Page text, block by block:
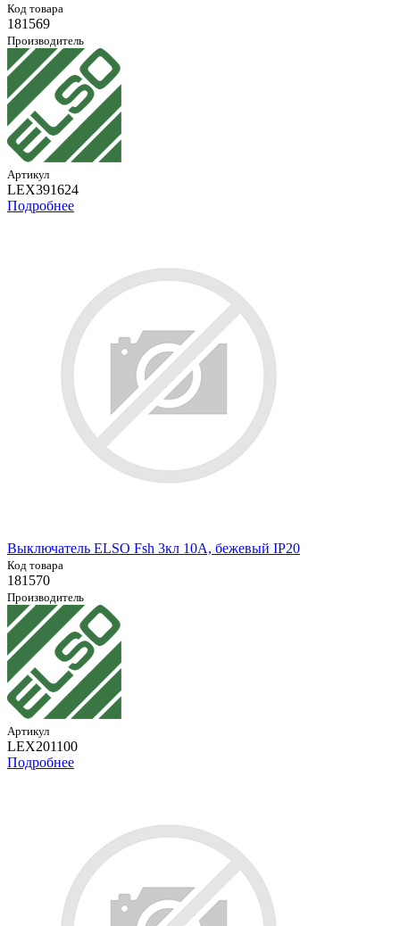
Код товара
181569
Производитель
Артикул
LEX391624
Подробнее
Выключатель ELSO Fsh 3кл 10А, бежевый IP20
Код товара
181570
Производитель
Артикул
LEX201100
Подробнее